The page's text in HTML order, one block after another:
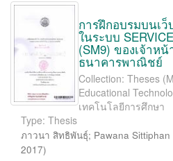
การฝึกอบรมบนเว็
ในระบบ
(SM9) ของเจ้าห
ธนาคารพาณิชย์
Collection: Theses
Educational
เทคโนโลยีการศึกษา
Type: Thesis
ภาวนา สิทธิพันธุ์; Pawana Sittiphan
2017)